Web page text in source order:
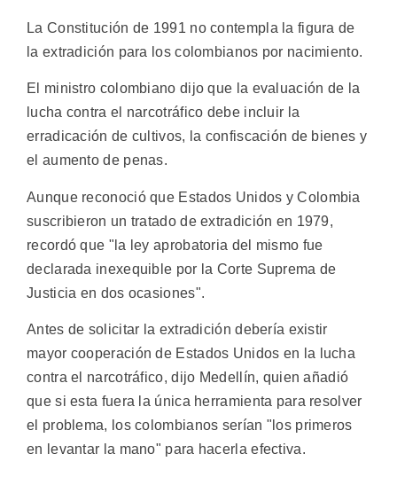
La Constitución de 1991 no contempla la figura de
la extradición para los colombianos por nacimiento.
El ministro colombiano dijo que la evaluación de la
lucha contra el narcotráfico debe incluir la
erradicación de cultivos, la confiscación de bienes y
el aumento de penas.
Aunque reconoció que Estados Unidos y Colombia
suscribieron un tratado de extradición en 1979,
recordó que "la ley aprobatoria del mismo fue
declarada inexequible por la Corte Suprema de
Justicia en dos ocasiones".
Antes de solicitar la extradición debería existir
mayor cooperación de Estados Unidos en la lucha
contra el narcotráfico, dijo Medellín, quien añadió
que si esta fuera la única herramienta para resolver
el problema, los colombianos serían "los primeros
en levantar la mano" para hacerla efectiva.